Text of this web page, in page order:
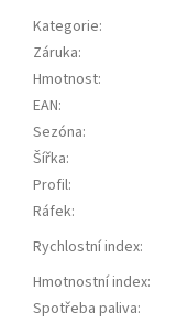
Kategorie:
Záruka:
Hmotnost:
EAN:
Sezóna:
Šířka:
Profil:
Ráfek:
Rychlostní index:
Hmotnostní index:
Spotřeba paliva: